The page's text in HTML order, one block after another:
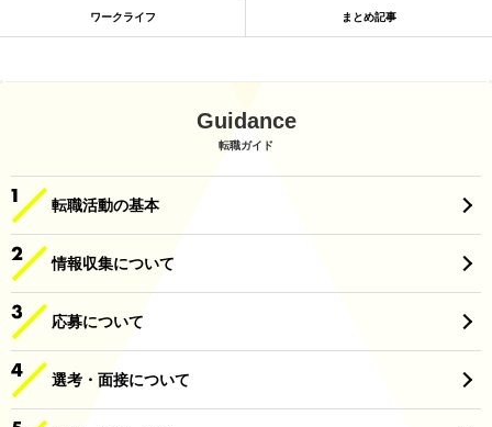
ワークライフ まとめ記事
Guidance
転職ガイド
転職活動の基本
情報収集について
応募について
選考・面接について